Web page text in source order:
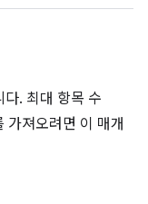
. 최대 항목 수
가져오려면 이 매개